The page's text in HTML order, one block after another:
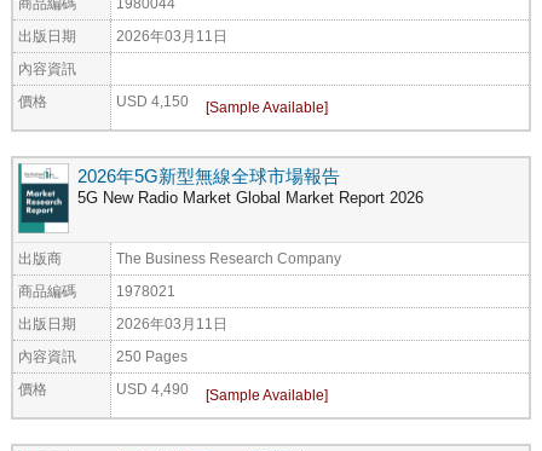
出版日期 2026年03月11日
內容資訊
價格 USD 4,150
2026年5G新型無線全球市場報告
5G New Radio Market Global Market Report 2026
出版商 The Business Research Company
商品編碼 1978021
出版日期 2026年03月11日
內容資訊 250 Pages
價格 USD 4,490